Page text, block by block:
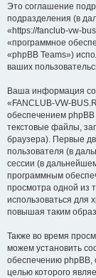
Это соглашение
подразделения (в
«https://fanclub-vw-
«программное
«phpBB Teams»)
ваших
Ваша информация
«FANCLUB-VW-
обеспечением
текстовые файлы,
браузера). Первые
пользователя (в
сессии (в
программным
просмотра одной из
использоваться для
повышая таким
Также во время
можем установить
обеспечению phpBB,
целью которого